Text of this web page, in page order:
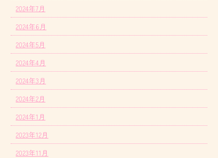
2024年7月
2024年6月
2024年5月
2024年4月
2024年3月
2024年2月
2024年1月
2023年12月
2023年11月